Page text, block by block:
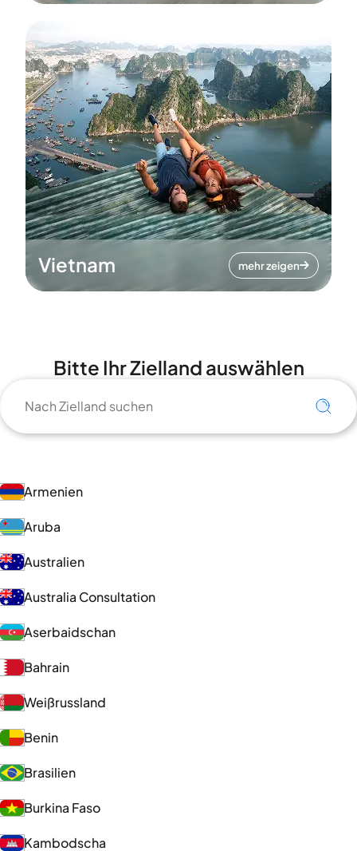
Vietnam mehr zeigen
Bitte Ihr Zielland auswählen
Armenien
Aruba
Australien
Australia Consultation
Aserbaidschan
Bahrain
Weißrussland
Benin
Brasilien
Burkina Faso
Kambodscha